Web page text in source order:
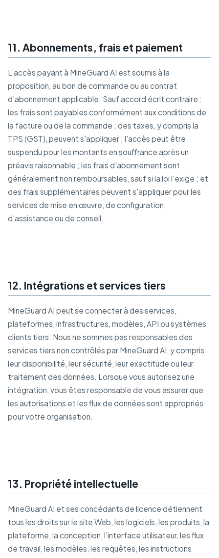
11. Abonnements, frais et paiement
L'accès payant à MineGuard AI est soumis à la
proposition, au bon de commande ou au contrat
d'abonnement applicable. Sauf accord écrit contraire :
les frais sont payables conformément aux conditions de
la facture ou de la commande ; des taxes, y compris la
TPS (GST), peuvent s'appliquer ; l'accès peut être
suspendu pour les montants en souffrance après un
préavis raisonnable ; les frais d'abonnement sont
généralement non remboursables, sauf si la loi l'exige ; et
des frais supplémentaires peuvent s'appliquer pour les
services de mise en œuvre, de configuration,
d'assistance ou de conseil.
12. Intégrations et services tiers
MineGuard AI peut se connecter à des services,
plateformes, infrastructures, modèles, API ou systèmes
clients tiers. Nous ne sommes pas responsables des
services tiers non contrôlés par MineGuard AI, y compris
leur disponibilité, leur sécurité, leur exactitude ou leur
traitement des données. Lorsque vous autorisez une
intégration, vous êtes responsable de vous assurer que
les autorisations et les flux de données sont appropriés
pour votre organisation.
13. Propriété intellectuelle
MineGuard AI et ses concédants de licence détiennent
tous les droits sur le site Web, les logiciels, les produits, la
plateforme, la conception, l'interface utilisateur, les flux
de travail, les modèles, les requêtes, les instructions